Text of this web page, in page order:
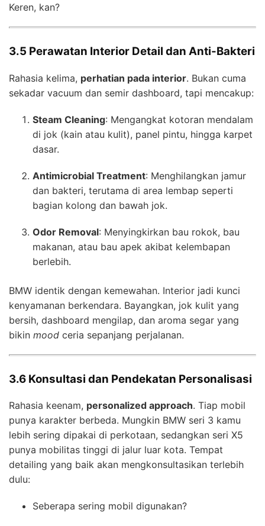
Keren, kan?
3.5 Perawatan Interior Detail dan Anti-Bakteri
Rahasia kelima, perhatian pada interior. Bukan cuma
sekadar vacuum dan semir dashboard, tapi mencakup:
Steam Cleaning: Mengangkat kotoran mendalam
di jok (kain atau kulit), panel pintu, hingga karpet
dasar.
Antimicrobial Treatment: Menghilangkan jamur
dan bakteri, terutama di area lembap seperti
bagian kolong dan bawah jok.
Odor Removal: Menyingkirkan bau rokok, bau
makanan, atau bau apek akibat kelembapan
berlebih.
BMW identik dengan kemewahan. Interior jadi kunci
kenyamanan berkendara. Bayangkan, jok kulit yang
bersih, dashboard mengilap, dan aroma segar yang
bikin mood ceria sepanjang perjalanan.
3.6 Konsultasi dan Pendekatan Personalisasi
Rahasia keenam, personalized approach. Tiap mobil
punya karakter berbeda. Mungkin BMW seri 3 kamu
lebih sering dipakai di perkotaan, sedangkan seri X5
punya mobilitas tinggi di jalur luar kota. Tempat
detailing yang baik akan mengkonsultasikan terlebih
dulu:
Seberapa sering mobil digunakan?